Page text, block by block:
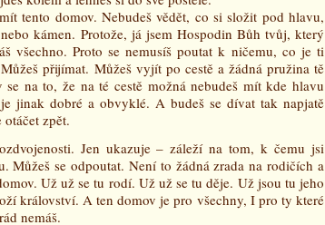
tento domov. Nebudeš vědět, co si složit pod hlavu,
kámen. Protože, já jsem Hospodin Bůh tvůj, který
všechno. Proto se nemusíš poutat k ničemu, co je ti
přijímat. Můžeš vyjít po cestě a žádná pružina tě
na to, že na té cestě možná nebudeš mít kde hlavu
jinak dobré a obvyklé. A budeš se dívat tak napjatě
otáčet zpět.
Jen ukazuje – záleží na tom, k čemu jsi
Můžeš se odpoutat. Není to žádná zrada na rodičích a
Už už se tu rodí. Už už se tu děje. Už jsou tu jeho
království. A ten domov je pro všechny, I pro ty které
nemáš.